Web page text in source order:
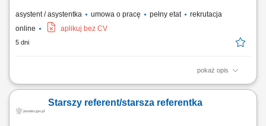
asystent / asystentka umowa o pracę pełny etat
rekrutacja
online
aplikuj bez CV
5 dni
pokaż opis
Opis stanowiska: Planowanie oraz bieżące nadzorowanie realizacji
produkcyjno-logistycznego (10–20 osób) oraz wsparcie w codziennych
zadaniach operacyjnych. Kontrola realizacji planów produkcyjnych,
Starszy referent/starsza referentka